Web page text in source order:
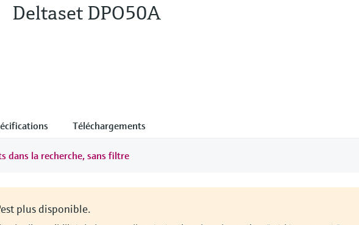
Deltaset DPO50A
Téléchargements
dans la recherche, sans filtre
plus disponible.